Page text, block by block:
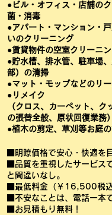
●ビル・オフィス・店舗の
菌・消毒
●アパート・マンション・
いのクリーニング
●賃貸物件の空室クリーニ
●貯水槽、排水管、駐車場
部）の清掃
●マット・モップなどのリ
●リメイク
（クロス、カーペット、ク
の張替全般、原状回復業務）
●植木の剪定、草刈等お庭
■明瞭価格で安心・快適を
■品質を重視したサービス
と間違いなし。
■最低料金（￥16,500税込
■不安なことは、電話一本
■お見積もり無料！